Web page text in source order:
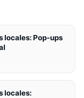
locales: Pop-ups
locales: